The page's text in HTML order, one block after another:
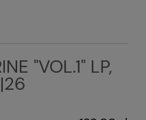
"VOL.1" LP,